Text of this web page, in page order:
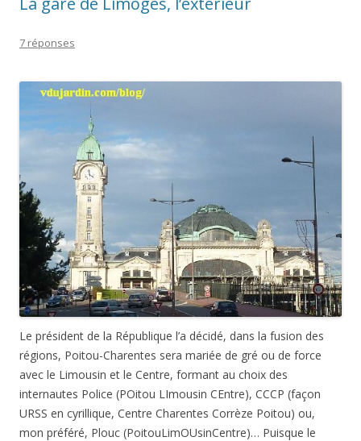
7 réponses
Le président de la République l’a décidé, dans la fusion des
régions, Poitou-Charentes sera mariée de gré ou de force
avec le Limousin et le Centre, formant au choix des
internautes Police (POitou LImousin CEntre), CCCP (façon
URSS en cyrillique, Centre Charentes Corrèze Poitou) ou,
mon préféré, Plouc (PoitouLimOUsinCentre)… Puisque le